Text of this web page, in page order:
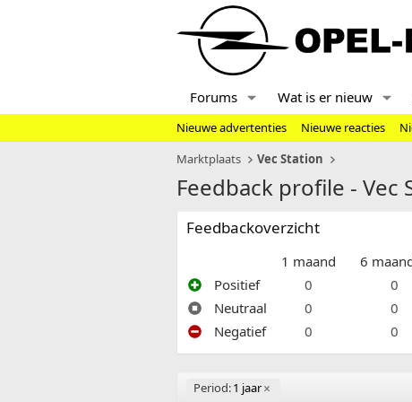
Forums Wat is er nieuw
Nieuwe advertenties Nieuwe reacties
Marktplaats
Vec Station
Feedback profile - Vec
Feedbackoverzicht
1 maand 6
Positief
0 0
Neutraal
0 0
Negatief
0 0
Period:1 jaar